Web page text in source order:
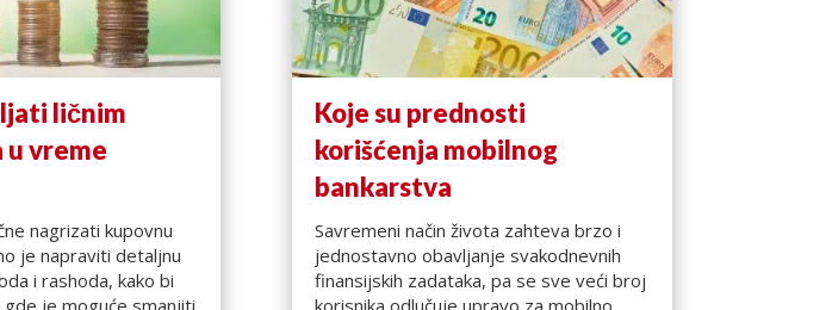
ličnim
u vreme
nagrizati kupovnu
je napraviti detaljnu
i rashoda, kako bi
je moguće smanjiti
Koje su prednosti
korišćenja mobilnog
bankarstva
Savremeni način života zahteva brzo i
jednostavno obavljanje svakodnevnih
finansijskih zadataka, pa se sve veći broj
korisnika odlučuje upravo za mobilno